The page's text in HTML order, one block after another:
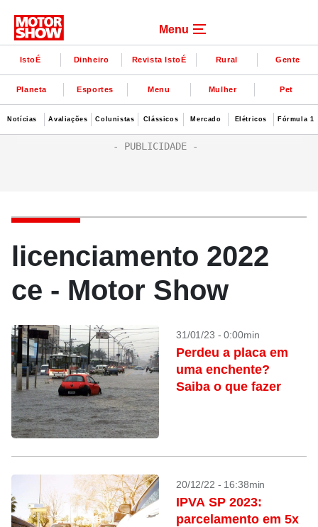
Menu
IstoÉ Dinheiro Revista IstoÉ Rural Gente
Planeta Esportes Menu Mulher Pet
Notícias Avaliações Colunistas Clássicos Mercado Elétricos Fórmula 1
licenciamento 2022
ce - Motor Show
31/01/23 - 0:00min
Perdeu a placa em
uma enchente?
Saiba o que fazer
20/12/22 - 16:38min
IPVA SP 2023:
parcelamento em 5x